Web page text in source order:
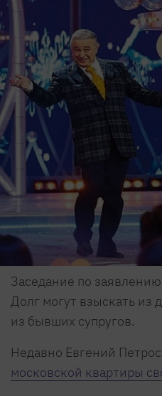
Заседание по
Долг могут взыскать из
из бывших супругов.
Недавно Евгений
московской квартиры